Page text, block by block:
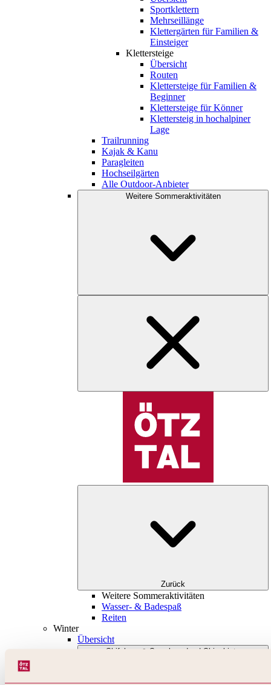
Sportklettern
Mehrseillänge
Klettergärten für Familien &
Einsteiger
Klettersteige
Übersicht
Routen
Klettersteige für Familien &
Beginner
Klettersteige für Könner
Klettersteig in hochalpiner
Lage
Trailrunning
Kajak & Kanu
Paragleiten
Hochseilgärten
Alle Outdoor-Anbieter
Weitere Sommeraktivitäten
Zurück
Weitere Sommeraktivitäten
Wasser- & Badespaß
Reiten
Winter
Übersicht
Skifahren & Snowboarden | Skigebiete